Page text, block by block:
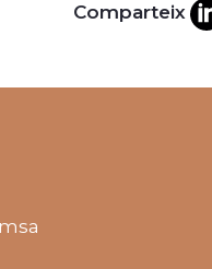
Comparteix